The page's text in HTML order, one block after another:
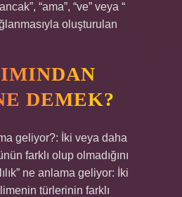
“ama”, “ve” veya “
oluşturulan
DEMEK?
geliyor?: İki veya daha
farklı olup olmadığını
ne anlama geliyor: İki
türlerinin farklı